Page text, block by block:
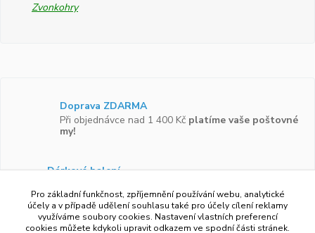
Zvonkohry
Doprava ZDARMA
Při objednávce nad 1 400 Kč platíme vaše poštovné
my!
Dárkové balení
Ověřeno zákazníky
Pro základní funkčnost, zpříjemnění používání webu, analytické
účely a v případě udělení souhlasu také pro účely cílení reklamy
využíváme soubory cookies. Nastavení vlastních preferencí
cookies můžete kdykoli upravit odkazem ve spodní části stránek.